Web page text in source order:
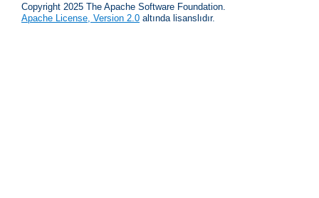
Copyright 2025 The Apache Software Foundation.
Apache License, Version 2.0 altında lisanslıdır.